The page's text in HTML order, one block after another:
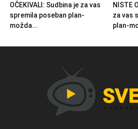
OČEKIVALI: Sudbina je za vas
spremila poseban plan-
možda...
NISTE
za vas
plan-